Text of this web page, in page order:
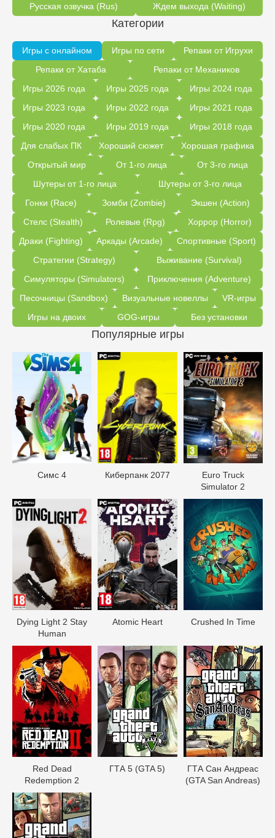
Русская озвучка (Rus)
Ждем выхода (Waiting)
Категории
Игры с онлайном Игры по сети
Репаки от Игрухи
Репаки от Хатаба
Репаки от Механиков
Игры 2026 года
Игры 2025 года
Игры 2024 года
Игры 2023 года
Игры 2022 года
Игры 2021 года
Игры 2020 года
Игры 2019 года
Игры 2018 года
Для слабых ПК
Хороший сюжет
Хорошая графика
Открытый мир
От 1-го лица
От 3-го лица
Шутеры от 1-го лица
Шутеры от 3-го лица
Гонки (Race)
Зомби (Zombie)
Экшен (Action)
Стелс (Stealth)
Ролевые (Rpg)
Хоррор (Horror)
Драки (Fighting)
Аркады (Arcade)
Спортивные (Sport)
Стратегии (Strategy)
Выживание (Survival)
Симуляторы (Simulators)
Приключения (Adventure)
Песочницы (Sandbox)
Визуальные новеллы
VR-игры
Игры на двоих
GOG-игры Без установки
Популярные игры
Симс 4 Киберпанк 2077
Euro Truck
Simulator 2
Dying Light 2 Stay
Human
Atomic Heart Crushed In Time
Red Dead
Redеmption 2
ГТА 5 (GTA 5)
ГТА Сан Андреас
(GTA San Andreas)